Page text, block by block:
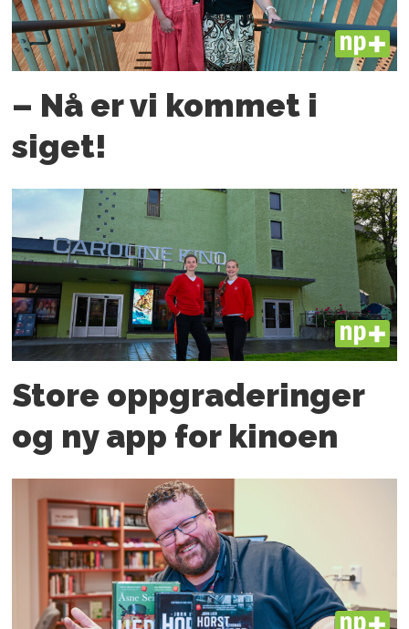
PLUS
– Nå er vi kommet i
siget!
PLUS
Store oppgraderinger
og ny app for kinoen